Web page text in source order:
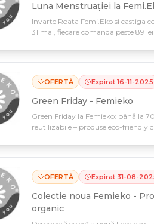
Luna Menstruației la
Invarte Roata Femi.Eko si castiga
31 mai, fiecare comanda peste 89
OFERTĂ Expirat 16-11-2025
Green Friday - Femieko
Green Friday la Femieko: până la
reutilizabile – produse eco-friendly
OFERTĂ Expirat 31-08-
Colectie noua Femieko -
organic